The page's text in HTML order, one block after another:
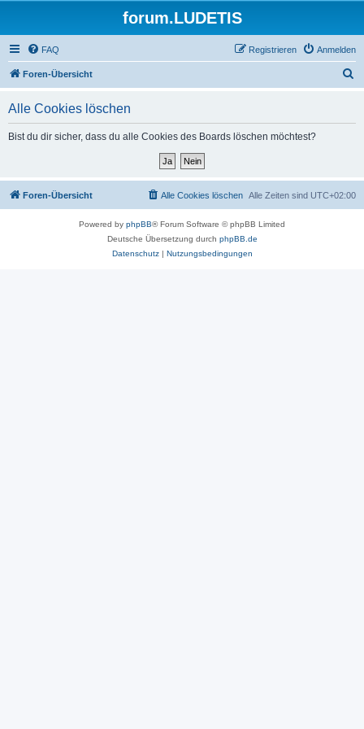
forum.LUDETIS
FAQ Anmelden
Registrieren
Foren-Übersicht
Alle Cookies löschen
Bist du dir sicher, dass du alle Cookies des Boards löschen möchtest?
Foren-Übersicht Alle Zeiten sind UTC+02:00
Alle Cookies löschen
Powered by phpBB® Forum Software © phpBB Limited
Deutsche Übersetzung durch phpBB.de
Datenschutz| Nutzungsbedingungen